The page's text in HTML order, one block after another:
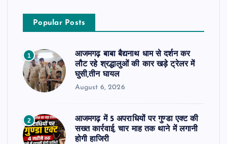
Popular Posts
1
आजमगढ़ बाबा बैद्यनाथ धाम से दर्शन कर
लौट रहे श्रद्धालुओं की कार खड़े ट्रेलर में
घुसी,तीन घायल
August 6, 2026
2
आजमगढ़ में 5 अपराधियों पर गुण्डा एक्ट की
सख्त कार्रवाई, चार माह तक थाने में लगानी
होगी हाजिरी